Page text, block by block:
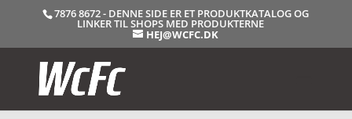
7876 8672 - DENNE SIDE ER ET PRODUKTKATALOG OG
LINKER TIL SHOPS MED PRODUKTERNE
HEJ@WCFC.DK